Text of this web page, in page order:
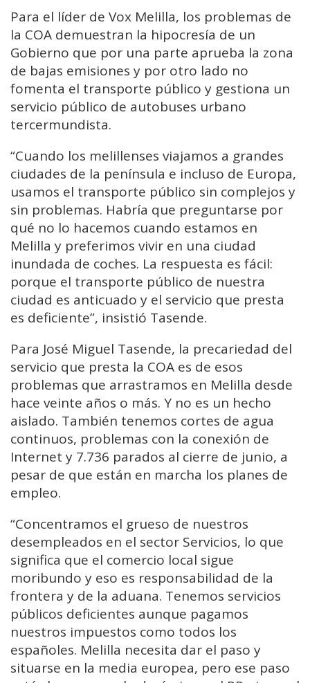
Para el líder de Vox Melilla, los problemas de
la COA demuestran la hipocresía de un
Gobierno que por una parte aprueba la zona
de bajas emisiones y por otro lado no
fomenta el transporte público y gestiona un
servicio público de autobuses urbano
tercermundista.
“Cuando los melillenses viajamos a grandes
ciudades de la península e incluso de Europa,
usamos el transporte público sin complejos y
sin problemas. Habría que preguntarse por
qué no lo hacemos cuando estamos en
Melilla y preferimos vivir en una ciudad
inundada de coches. La respuesta es fácil:
porque el transporte público de nuestra
ciudad es anticuado y el servicio que presta
es deficiente”, insistió Tasende.
Para José Miguel Tasende, la precariedad del
servicio que presta la COA es de esos
problemas que arrastramos en Melilla desde
hace veinte años o más. Y no es un hecho
aislado. También tenemos cortes de agua
continuos, problemas con la conexión de
Internet y 7.736 parados al cierre de junio, a
pesar de que están en marcha los planes de
empleo.
“Concentramos el grueso de nuestros
desempleados en el sector Servicios, lo que
significa que el comercio local sigue
moribundo y eso es responsabilidad de la
frontera y de la aduana. Tenemos servicios
públicos deficientes aunque pagamos
nuestros impuestos como todos los
españoles. Melilla necesita dar el paso y
situarse en la media europea, pero ese paso